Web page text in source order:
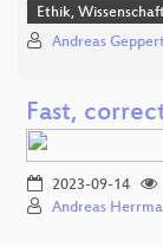
Ethik,
Andreas
Fast,
2023-09-14
Andreas